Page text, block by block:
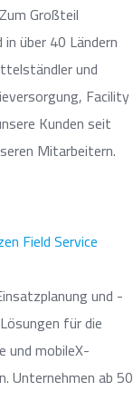
Großteil
über 40 Ländern
und
Facility
Kunden seit
Mitarbeitern.
und -
für die
und mobileX-
Unternehmen ab 50